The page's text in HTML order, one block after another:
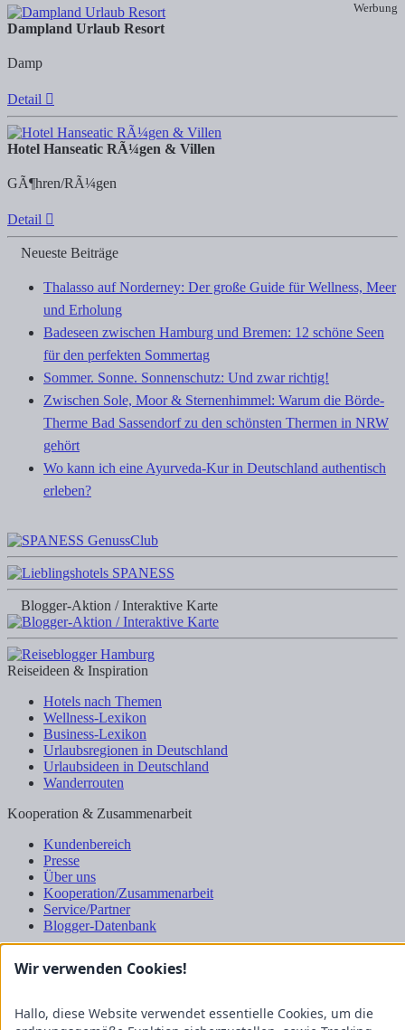
Werbung
Dampland Urlaub Resort
Damp
Detail
Hotel Hanseatic RÃ¼gen & Villen
GÃ¶hren/RÃ¼gen
Detail
Neueste Beiträge
Thalasso auf Norderney: Der große Guide für Wellness, Meer
und Erholung
Badeseen zwischen Hamburg und Bremen: 12 schöne Seen
für den perfekten Sommertag
Sommer. Sonne. Sonnenschutz: Und zwar richtig!
Zwischen Sole, Moor & Sternenhimmel: Warum die Börde-
Therme Bad Sassendorf zu den schönsten Thermen in NRW
gehört
Wo kann ich eine Ayurveda-Kur in Deutschland authentisch
erleben?
Blogger-Aktion / Interaktive Karte
Reiseideen & Inspiration
Hotels nach Themen
Wellness-Lexikon
Business-Lexikon
Urlaubsregionen in Deutschland
Urlaubsideen in Deutschland
Wanderrouten
Kooperation & Zusammenarbeit
Kundenbereich
Presse
Über uns
Kooperation/Zusammenarbeit
Service/Partner
Blogger-Datenbank
Nutzungsbestimmungen
Wir verwenden Cookies!
Hallo, diese Website verwendet essentielle Cookies, um die